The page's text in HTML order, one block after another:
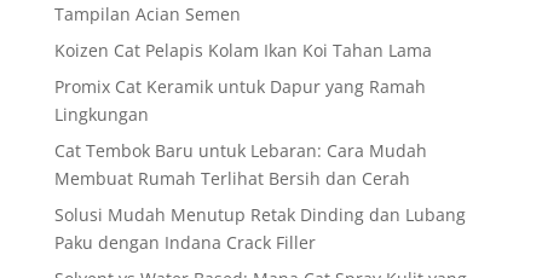
Tampilan Acian Semen
Koizen Cat Pelapis Kolam Ikan Koi Tahan Lama
Promix Cat Keramik untuk Dapur yang Ramah
Lingkungan
Cat Tembok Baru untuk Lebaran: Cara Mudah
Membuat Rumah Terlihat Bersih dan Cerah
Solusi Mudah Menutup Retak Dinding dan Lubang
Paku dengan Indana Crack Filler